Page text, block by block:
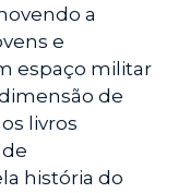
a
e
espaço militar
de
livros
história do